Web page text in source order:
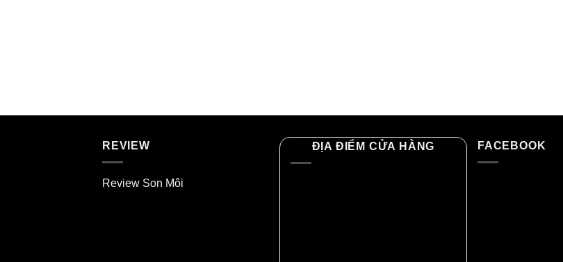
REVIEW
Review Son Môi
ĐỊA ĐIỂM CỬA HÀNG FACEBOOK